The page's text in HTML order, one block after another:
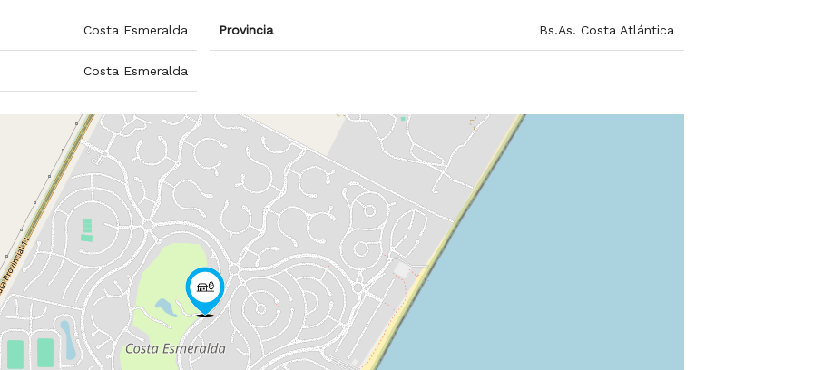
Costa Esmeralda
Costa Esmeralda
Provincia Bs.As. Costa Atlántica